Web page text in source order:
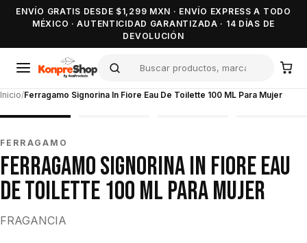
ENVÍO GRATIS DESDE $1,299 MXN · ENVÍO EXPRESS A TODO
MÉXICO · AUTENTICIDAD GARANTIZADA · 14 DÍAS DE
DEVOLUCIÓN
Inicio/Ferragamo Signorina In Fiore Eau De Toilette 100 ML Para Mujer
FERRAGAMO
FERRAGAMO SIGNORINA IN FIORE EAU
DE TOILETTE 100 ML PARA MUJER
FRAGANCIA